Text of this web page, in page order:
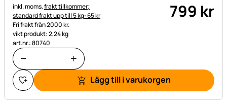
Skatteinformation:
inkl. moms,frakt tillkommer;
standard frakt upp till 5 kg: 65 kr
Fri frakt från 2000 kr.
vikt produkt: 2,24 kg
art.nr.: 80740
799 kr
Lägg till i varukorgen